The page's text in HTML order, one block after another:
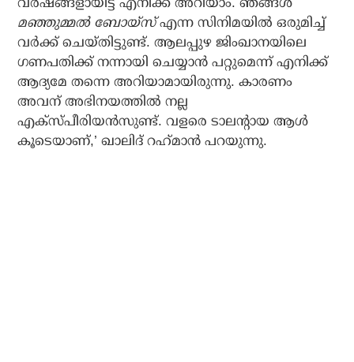
മഞ്ഞുമ്മല്‍ ബോയ്‌സ്എന്ന സിനിമയില്‍ ഒരുമിച്ച്
വര്‍ക്ക് ചെയ്തിട്ടുണ്ട്. ആലപ്പുഴ ജിംഖാനയിലെ
ഗണപതിക്ക് നന്നായി ചെയ്യാന്‍ പറ്റുമെന്ന് എനിക്ക്
ആദ്യമേ തന്നെ അറിയാമായിരുന്നു. കാരണം
അവന് അഭിനയത്തില്‍ നല്ല
എക്‌സ്പീരിയന്‍സുണ്ട്. വളരെ ടാലന്റായ ആള്‍
കൂടെയാണ്,’ ഖാലിദ് റഹ്‌മാന്‍ പറയുന്നു.